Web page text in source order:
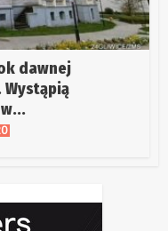
dawnej
Wystąpią